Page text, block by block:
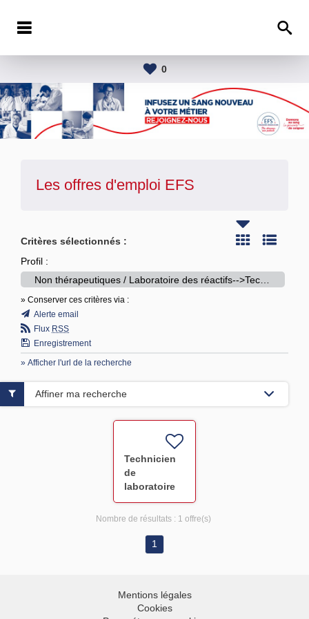
0
Les offres d'emploi EFS
Critères sélectionnés :
Profil :
» Conserver ces critères via :
Alerte email
Flux RSS
Enregistrement
» Afficher l'url de la recherche
Technicien
de
laboratoire
de
production
CDI F/H
Affiner ma recherche
Nombre de résultats : 1 offre(s)
1
Mentions légales
Cookies